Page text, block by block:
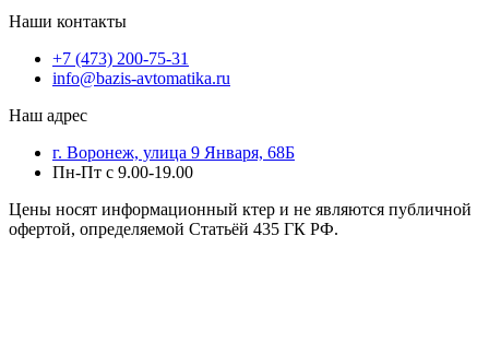
Наши контакты
+7 (473) 200-75-31
info@bazis-avtomatika.ru
Наш адрес
г. Воронеж, улица 9 Января, 68Б
Пн-Пт с 9.00-19.00
Цены носят информационный ктер и не являются публичной
офертой, определяемой Статьёй 435 ГК РФ.